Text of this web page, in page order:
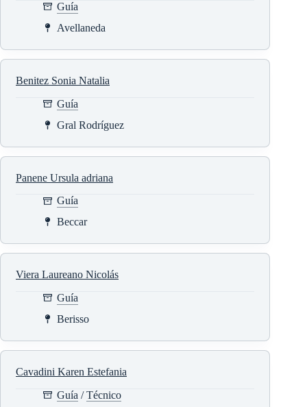
Guía
Avellaneda
Benitez Sonia Natalia
Guía
Gral Rodríguez
Panene Ursula adriana
Guía
Beccar
Viera Laureano Nicolás
Guía
Berisso
Cavadini Karen Estefania
Guía /Técnico